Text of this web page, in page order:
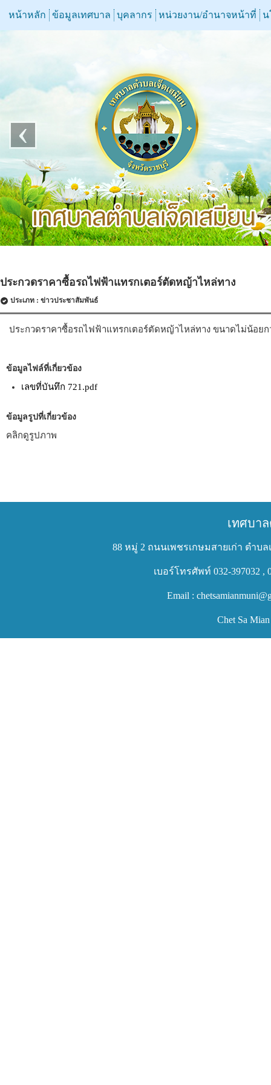
หน้าหลัก ข้อมูลเทศบาล บุคลากร หน่วยงาน/อำนาจหน้าที่ น
‹
ประกวดราคาซื้อรถไฟฟ้าแทรกเตอร์ตัดหญ้าไหล่ทาง
ประเภท : ข่าวประชาสัมพันธ์
ประกวดราคาซื้อรถไฟฟ้าแทรกเตอร์ตัดหญ้าไหล่ทาง ขนาดไม่น้อยก
ข้อมูลไฟล์ที่เกี่ยวข้อง
เลขที่บันทึก 721.pdf
ข้อมูลรูปที่เกี่ยวข้อง
คลิกดูรูปภาพ
เทศบา
88 หมู่ 2 ถนนเพชรเกษมสายเก่า ตำบ
เบอร์โทรศัพท์ 032-397032 ,
Email :
Chet Sa